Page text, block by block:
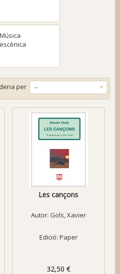
Música
escènica
per --
Les cançons
Autor: Gols, Xavier
Edició: Paper
32,50 €